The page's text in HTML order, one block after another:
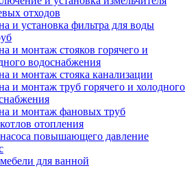
отходов
и установка фильтра для воды
и монтаж стояков горячего и
водоснабжения
и монтаж стояка канализации
и монтаж труб горячего и холодного
и монтаж фановых труб
отопления
повышающего давление
для ванной